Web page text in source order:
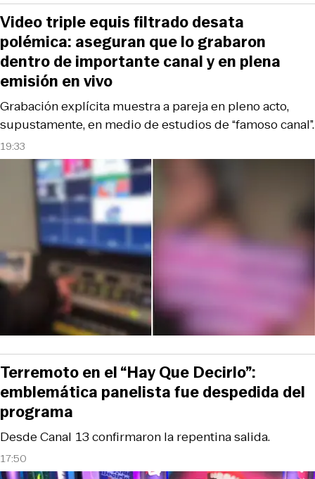
19:33
Grabación explícita muestra a pareja en pleno acto,
supustamente, en medio de estudios de “famoso canal”.
Video triple equis filtrado desata
polémica: aseguran que lo grabaron
dentro de importante canal y en plena
emisión en vivo
17:50
Desde Canal 13 confirmaron la repentina salida.
Terremoto en el “Hay Que Decirlo”:
emblemática panelista fue despedida del
programa